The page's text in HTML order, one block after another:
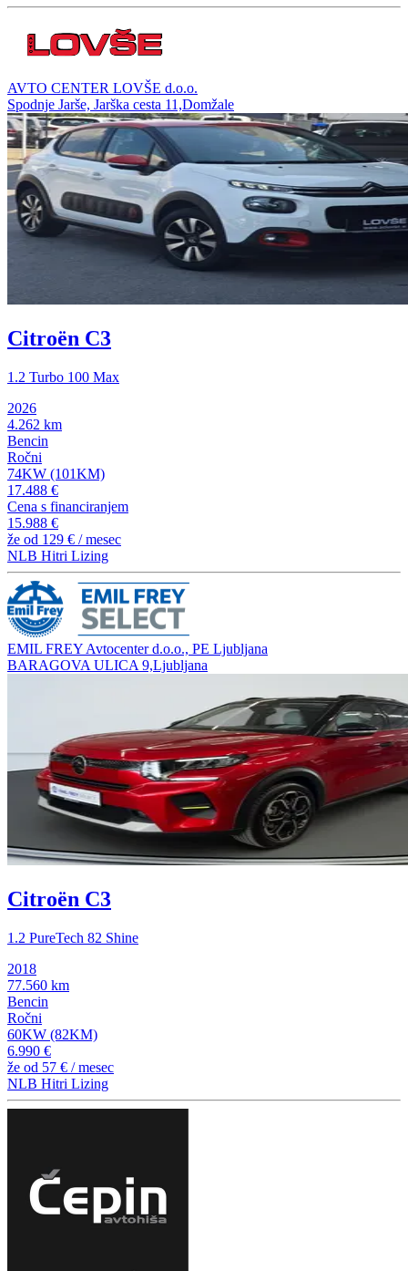
AVTO CENTER LOVŠE d.o.o.
Spodnje Jarše, Jarška cesta 11,Domžale
Citroën C3
1.2 Turbo 100 Max
2026
4.262 km
Bencin
Ročni
74KW (101KM)
17.488 €
Cena s financiranjem
15.988 €
že od 129 € / mesec
NLB Hitri Lizing
EMIL FREY Avtocenter d.o.o., PE Ljubljana
BARAGOVA ULICA 9,Ljubljana
Citroën C3
1.2 PureTech 82 Shine
2018
77.560 km
Bencin
Ročni
60KW (82KM)
6.990 €
že od 57 € / mesec
NLB Hitri Lizing